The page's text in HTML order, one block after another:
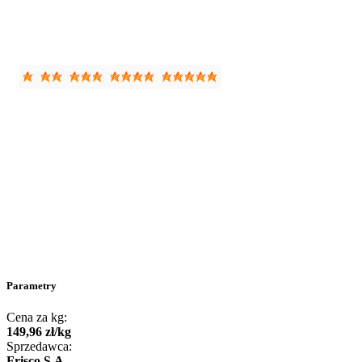
Parametry
Cena za kg:
149,96 zł/kg
Sprzedawca: